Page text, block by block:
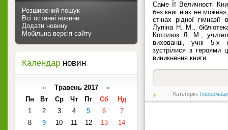
Саме Її Величності
без книг ніяк не
стінах рідної
Лупіна Н. М.,
Котолюз Л. М.,
вихованці, учні 5-х
зустрілися з героями
виникнення книги.
Категорія:
Розширений пошук
Всі останні новини
Додати новину
Мобільна версія сайту
Календар новин
« Травень 2017 »
Пн
Вт Ср Чт Пт Сб
Нд
1
2 3 4 5 6
7
8
9 10 11 12 13
14